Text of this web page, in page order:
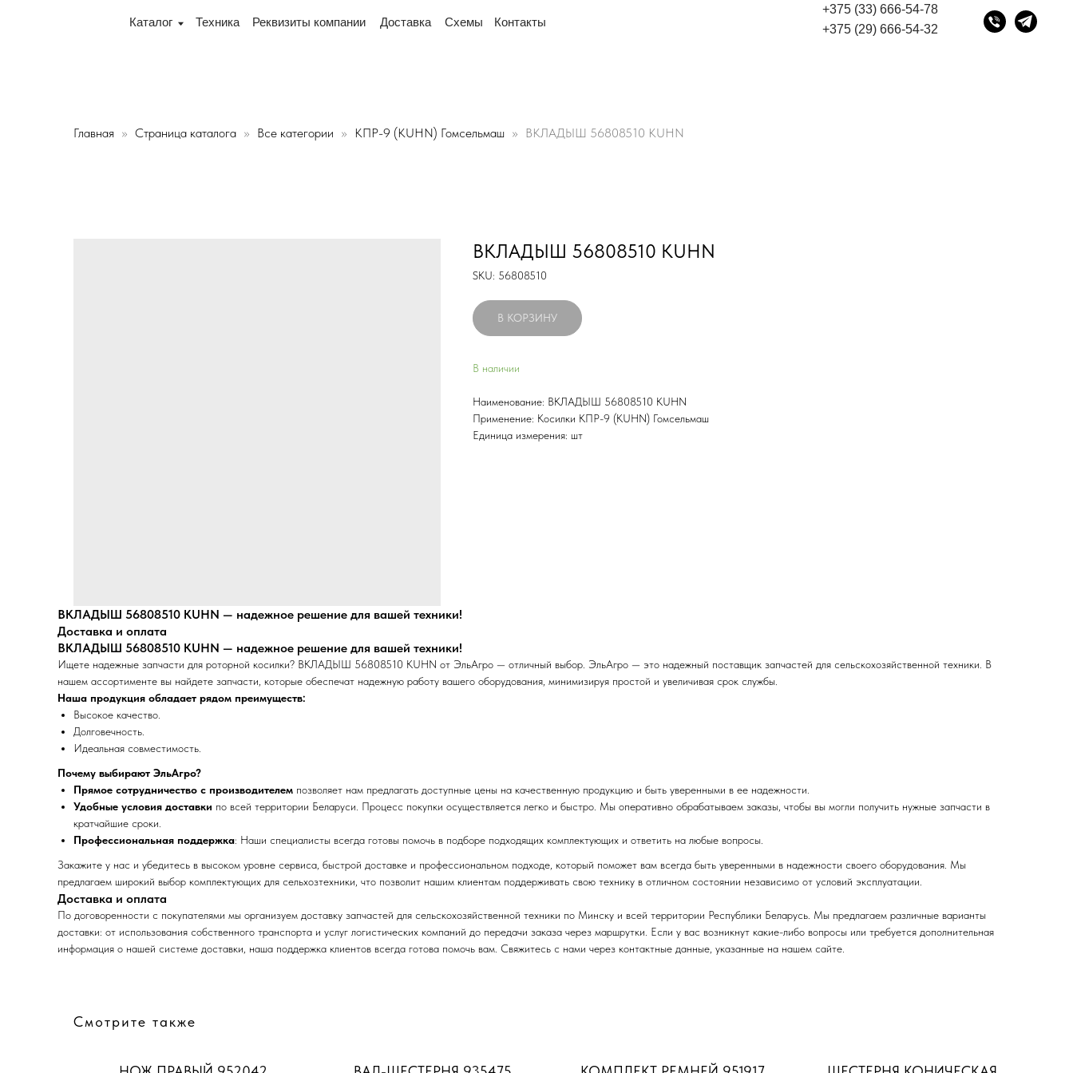
Каталог Техника Реквизиты компании Доставка Схемы Контакты +375 (29) 666-54-32
+375 (33) 666-54-78
Промышленный 16, офис № 15 2-й этаж, склад рядом "Мы переехали! Офис и склад теперь по адресу 220075, г. Минск, переулок Промышленный 16,
Главная Страница каталога Все категории КПР-9 (KUHN) Гомсельмаш ВКЛАДЫШ 56808510 KUHN
ВКЛАДЫШ 56808510 KUHN
SKU: 56808510
В КОРЗИНУ
В наличии
Наименование: ВКЛАДЫШ 56808510 KUHN
Применение: Косилки КПР-9 (KUHN) Гомсельмаш
Единица измерения: шт
ВКЛАДЫШ 56808510 KUHN — надежное решение для вашей техники!
Доставка и оплата
ВКЛАДЫШ 56808510 KUHN — надежное решение для вашей техники!
Ищете надежные запчасти для роторной косилки? ВКЛАДЫШ 56808510 KUHN от ЭльАгро — отличный выбор. ЭльАгро — это надежный поставщик запчастей для сельскохозяйственной техники. В
нашем ассортименте вы найдете запчасти, которые обеспечат надежную работу вашего оборудования, минимизируя простой и увеличивая срок службы.
Наша продукция обладает рядом преимуществ:
Высокое качество.
Долговечность.
Идеальная совместимость.
Почему выбирают ЭльАгро?
Прямое сотрудничество с производителем позволяет нам предлагать доступные цены на качественную продукцию и быть уверенными в ее надежности.
Удобные условия доставки по всей территории Беларуси. Процесс покупки осуществляется легко и быстро. Мы оперативно обрабатываем заказы, чтобы вы могли получить нужные запчасти в
кратчайшие сроки.
Профессиональная поддержка: Наши специалисты всегда готовы помочь в подборе подходящих комплектующих и ответить на любые вопросы.
Закажите у нас и убедитесь в высоком уровне сервиса, быстрой доставке и профессиональном подходе, который поможет вам всегда быть уверенными в надежности своего оборудования. Мы
предлагаем широкий выбор комплектующих для сельхозтехники, что позволит нашим клиентам поддерживать свою технику в отличном состоянии независимо от условий эксплуатации.
Доставка и оплата
По договоренности с покупателями мы организуем доставку запчастей для сельскохозяйственной техники по Минску и всей территории Республики Беларусь. Мы предлагаем различные варианты
доставки: от использования собственного транспорта и услуг логистических компаний до передачи заказа через маршрутки. Если у вас возникнут какие-либо вопросы или требуется дополнительная
информация о нашей системе доставки, наша поддержка клиентов всегда готова помочь вам. Свяжитесь с нами через контактные данные, указанные на нашем сайте.
Смотрите также